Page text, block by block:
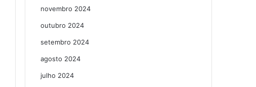
novembro 2024
outubro 2024
setembro 2024
agosto 2024
julho 2024